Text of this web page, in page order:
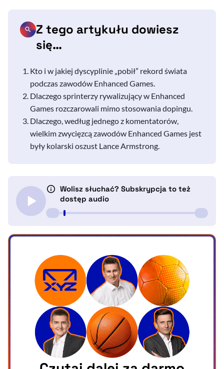
Z tego artykułu dowiesz
się…
Kto i w jakiej dyscyplinie „pobił” rekord świata
podczas zawodów Enhanced Games.
Dlaczego sprinterzy rywalizujący w Enhanced
Games rozczarowali mimo stosowania dopingu.
Dlaczego, według jednego z komentatorów,
wielkim zwycięzcą zawodów Enhanced Games jest
były kolarski oszust Lance Armstrong.